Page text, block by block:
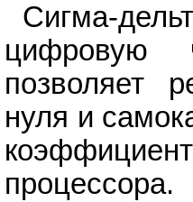
Сигма-
цифровую
позволяет
нуля и
процессора.